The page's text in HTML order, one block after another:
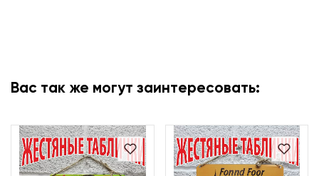
Вас так же могут заинтересовать: